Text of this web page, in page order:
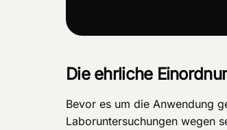
Die ehrliche
Bevor es um die Anwendung
Laboruntersuchungen wegen